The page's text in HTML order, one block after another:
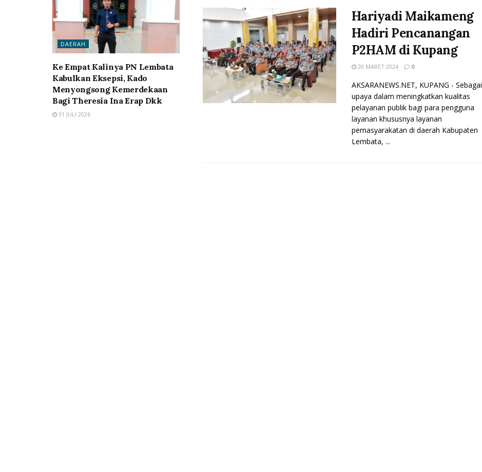
Hariyadi Maikameng
Hadiri Pencanangan
P2HAM di Kupang
20 MARET 2024 0
AKSARANEWS.NET, KUPANG - Sebagai
upaya dalam meningkatkan kualitas
pelayanan publik bagi para pengguna
layanan khususnya layanan
pemasyarakatan di daerah Kabupaten
Lembata, ...
DAERAH
Ke Empat Kalinya PN Lembata
Kabulkan Eksepsi, Kado
Menyongsong Kemerdekaan
Bagi Theresia Ina Erap Dkk
31 JULI 2026